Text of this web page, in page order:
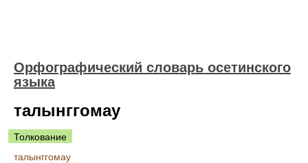
Орфографический словарь осетинского
языка
талынггомау
Толкование
талынггомау